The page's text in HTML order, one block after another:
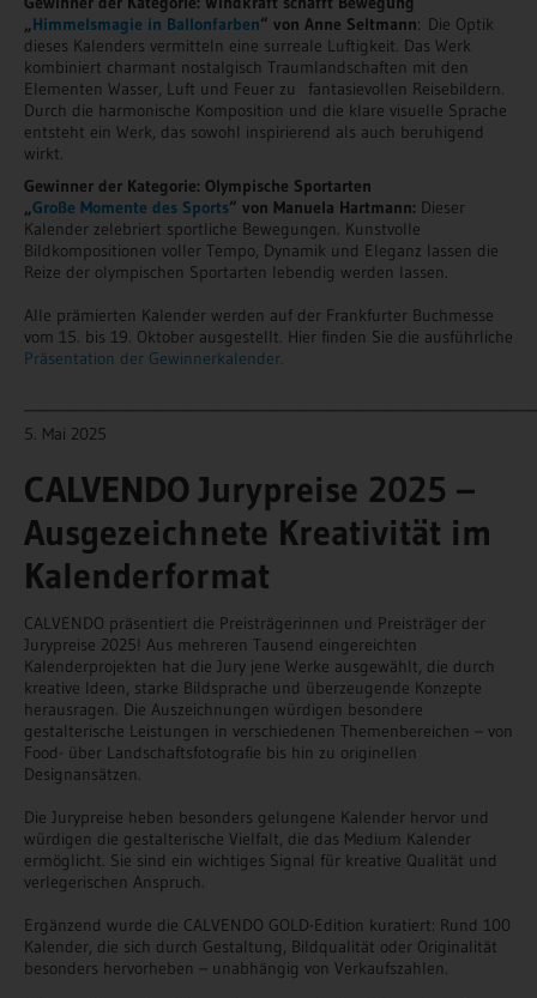
Himmelsmagie in Ballonfarben“ von Anne Seltmann: Die Optik
dieses Kalenders vermitteln eine surreale Luftigkeit. Das Werk
kombiniert charmant nostalgisch Traumlandschaften mit den
Elementen Wasser, Luft und Feuer zu fantasievollen Reisebildern.
Durch die harmonische Komposition und die klare visuelle Sprache
entsteht ein Werk, das sowohl inspirierend als auch beruhigend
wirkt.
Gewinner der Kategorie: Olympische Sportarten
Große Momente des Sports“ von Manuela Hartmann: Dieser
Kalender zelebriert sportliche Bewegungen. Kunstvolle
Bildkompositionen voller Tempo, Dynamik und Eleganz lassen die
Reize der olympischen Sportarten lebendig werden lassen.
Alle prämierten Kalender werden auf der Frankfurter Buchmesse
vom 15. bis 19. Oktober ausgestellt. Hier finden Sie die ausführliche
Präsentation der Gewinnerkalender.
5. Mai 2025
CALVENDO Jurypreise 2025 –
Ausgezeichnete Kreativität im
Kalenderformat
CALVENDO präsentiert die Preisträgerinnen und Preisträger der
Jurypreise 2025! Aus mehreren Tausend eingereichten
Kalenderprojekten hat die Jury jene Werke ausgewählt, die durch
kreative Ideen, starke Bildsprache und überzeugende Konzepte
herausragen. Die Auszeichnungen würdigen besondere
gestalterische Leistungen in verschiedenen Themenbereichen – von
Food- über Landschaftsfotografie bis hin zu originellen
Designansätzen.
Die Jurypreise heben besonders gelungene Kalender hervor und
würdigen die gestalterische Vielfalt, die das Medium Kalender
ermöglicht. Sie sind ein wichtiges Signal für kreative Qualität und
verlegerischen Anspruch.
Ergänzend wurde die CALVENDO GOLD-Edition kuratiert: Rund 100
Kalender, die sich durch Gestaltung, Bildqualität oder Originalität
besonders hervorheben – unabhängig von Verkaufszahlen.